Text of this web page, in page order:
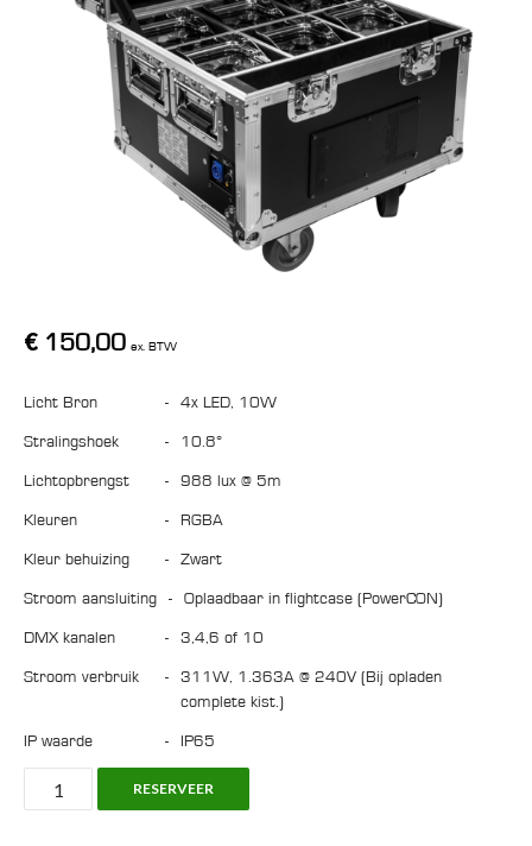
€ 150,00 ex. BTW
Licht Bron - 4x LED, 10W
Stralingshoek - 10.8°
Lichtopbrengst - 988 lux @ 5m
Kleuren - RGBA
Kleur behuizing - Zwart
Stroom aansluiting - oplaadbaar in flightcase (PowerCON)
DMX kanalen - 3,4,6 of 10
Stroom verbruik -
311W, 1.363A @ 240V (Bij opladen
complete kist.)
IP waarde - IP65
Chauvet
RESERVEER